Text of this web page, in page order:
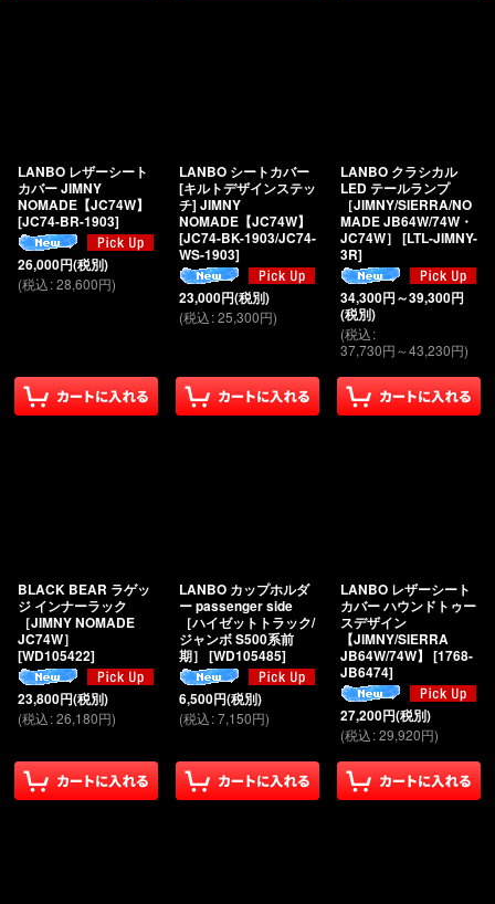
LANBO レザーシート
カバー JIMNY
NOMADE【JC74W】
[JC74-BR-1903]
26,000円(税別)
(税込:28,600円)
LANBO シートカバー
[キルトデザインステッ
チ] JIMNY
NOMADE【JC74W】
[JC74-BK-1903/JC74-
WS-1903]
23,000円(税別)
(税込:25,300円)
LANBO クラシカル
LED テールランプ
［JIMNY/SIERRA/NO
MADE JB64W/74W・
JC74W］ [LTL-JIMNY-
3R]
34,300円～39,300円
(税別)
(税込:
37,730円～43,230円)
BLACK BEAR ラゲッ
ジ インナーラック
［JIMNY NOMADE
JC74W］
[WD105422]
23,800円(税別)
(税込:26,180円)
LANBO カップホルダ
ー passenger side
［ハイゼットトラック/
ジャンボ S500系前
期］ [WD105485]
6,500円(税別)
(税込:7,150円)
LANBO レザーシート
カバー ハウンドトゥー
スデザイン
【JIMNY/SIERRA
JB64W/74W】 [1768-
JB6474]
27,200円(税別)
(税込:29,920円)